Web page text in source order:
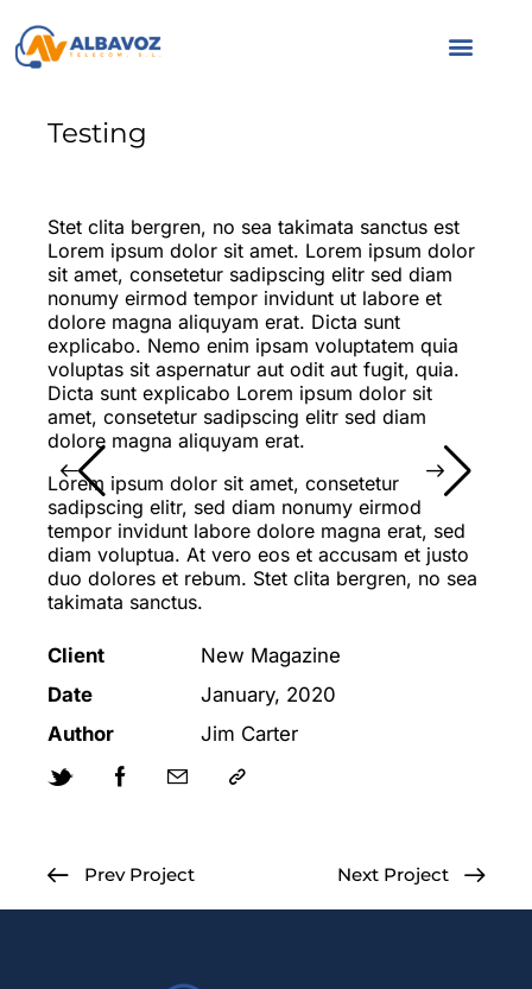
Testing
Stet clita bergren, no sea takimata sanctus est
Lorem ipsum dolor sit amet. Lorem ipsum dolor
sit amet, consetetur sadipscing elitr sed diam
nonumy eirmod tempor invidunt ut labore et
dolore magna aliquyam erat. Dicta sunt
explicabo. Nemo enim ipsam voluptatem quia
voluptas sit aspernatur aut odit aut fugit, quia.
Dicta sunt explicabo Lorem ipsum dolor sit
amet, consetetur sadipscing elitr sed diam
dolore magna aliquyam erat.
Lorem ipsum dolor sit amet, consetetur
sadipscing elitr, sed diam nonumy eirmod
tempor invidunt labore dolore magna erat, sed
diam voluptua. At vero eos et accusam et justo
duo dolores et rebum. Stet clita bergren, no sea
takimata sanctus.
Client
New Magazine
Date
January, 2020
Author
Jim Carter
Prev Project Next Project